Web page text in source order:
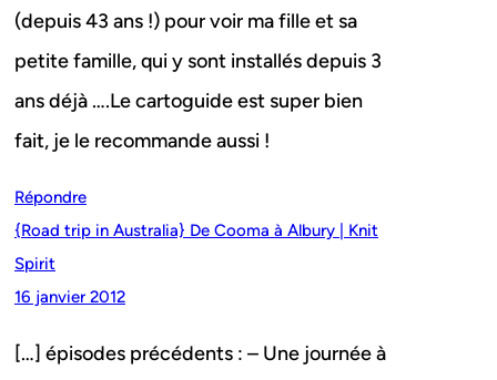
(depuis 43 ans !) pour voir ma fille et sa
petite famille, qui y sont installés depuis 3
ans déjà ….Le cartoguide est super bien
fait, je le recommande aussi !
Répondre
{Road trip in Australia} De Cooma à Albury | Knit
Spirit
16 janvier 2012
[…] épisodes précédents : – Une journée à